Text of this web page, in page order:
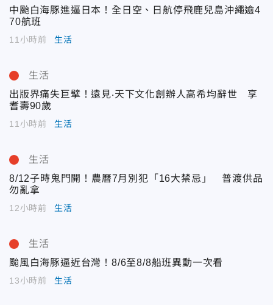
中颱白海豚進逼日本！全日空、日航停飛鹿兒島沖繩逾4
70航班
11小時前 生活
生活
出版界痛失巨擘！遠見‧天下文化創辦人高希均辭世 享
耆壽90歲
11小時前 生活
生活
8/12子時鬼門開！農曆7月別犯「16大禁忌」 普渡供品
勿亂拿
12小時前 生活
生活
颱風白海豚逼近台灣！8/6至8/8船班異動一次看
13小時前 生活